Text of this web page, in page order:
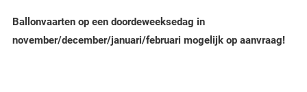
Ballonvaarten op een doordeweeksedag in
november/december/januari/februari mogelijk op aanvraag!